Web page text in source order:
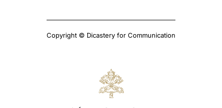
Copyright © Dicastery for Communication